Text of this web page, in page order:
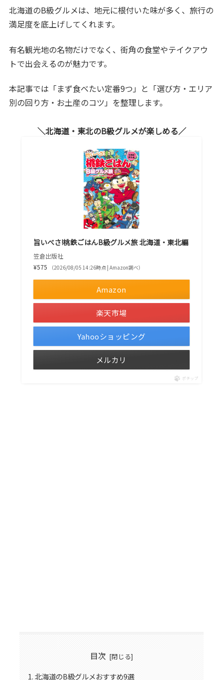
北海道のB級グルメは、地元に根付いた味が多く、旅行の
満足度を底上げしてくれます。
有名観光地の名物だけでなく、街角の食堂やテイクアウ
トで出会えるのが魅力です。
本記事では「まず食べたい定番9つ」と「選び方・エリア
別の回り方・お土産のコツ」を整理します。
北海道・東北のB級グルメが楽しめる
旨いべさ!桃鉄ごはんB級グルメ旅 北海道・東北編
笠倉出版社
¥575
（2026/08/05 14:26時点 | Amazon調べ）
Amazon
楽天市場
Yahooショッピング
メルカリ
ポチップ
目次
北海道のB級グルメおすすめ9選